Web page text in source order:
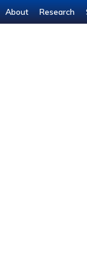
About Research